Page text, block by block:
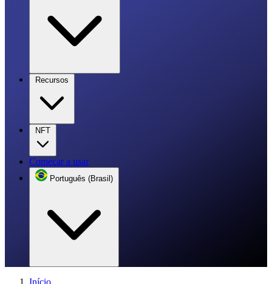
Recursos
NFT
Começar a usar
Português (Brasil)
Início